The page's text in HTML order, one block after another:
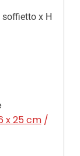
soffietto x H
x 25 cm/